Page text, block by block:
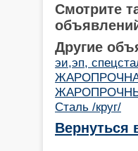
Смотрите
Другие
эи,эп,
Сталь /круг/
Вернуться